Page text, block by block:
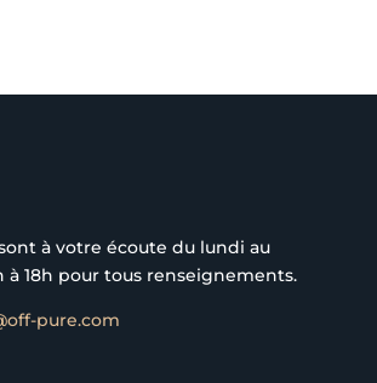
à votre écoute du lundi au
à 18h pour tous renseignements.
pure.com